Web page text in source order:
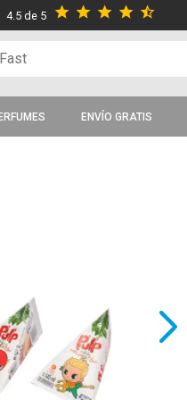
4.5 de 5 star star star star star_half
ENVÍO GRATIS